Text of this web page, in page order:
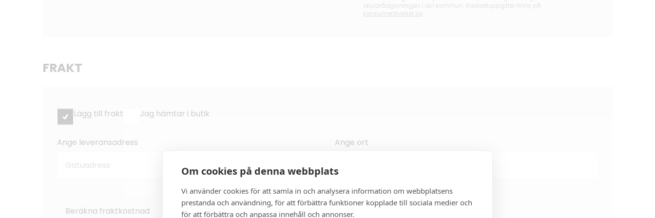
Om cookies på denna webbplats
Vi använder cookies för att samla in och analysera information om webbplatsens
prestanda och användning, för att förbättra funktioner kopplade till sociala medier och
för att förbättra och anpassa innehåll och annonser.
skuldrådgivningen i din kommun. Kontaktuppgifter finns på
konsumentverket.se
FRAKT
Lägg till frakt Jag hämtar i butik
Ange leveransadress Ange ort
Beräkna fraktkostnad Rensa